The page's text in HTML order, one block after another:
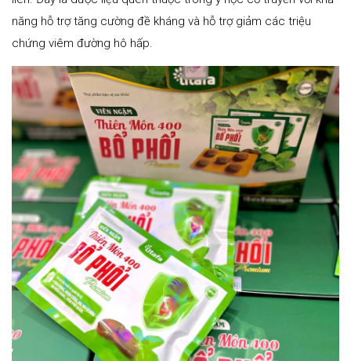
năng hỗ trợ tăng cường đề kháng và hỗ trợ giảm các triệu
chứng viêm đường hô hấp.